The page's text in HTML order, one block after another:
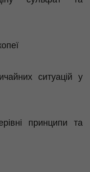
ситуацій у
принципи та